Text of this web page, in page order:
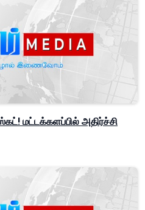
மட்டக்களப்பில் அதிர்ச்சி